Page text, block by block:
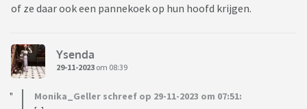
of ze daar ook een pannekoek op hun hoofd krijgen.
Ysenda
29-11-2023 om 08:39
Monika_Geller schreef op 29-11-2023 om 07:51: